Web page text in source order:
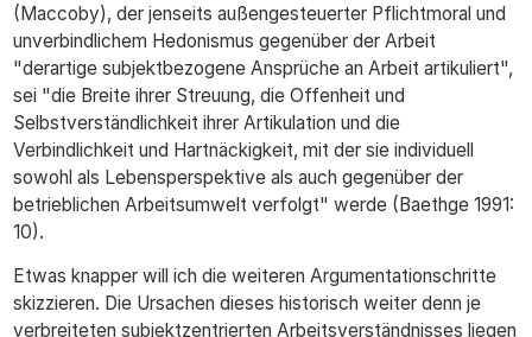
(Maccoby), der jenseits außengesteuerter Pflichtmoral und
unverbindlichem Hedonismus gegenüber der Arbeit
"derartige subjektbezogene Ansprüche an Arbeit artikuliert",
sei "die Breite ihrer Streuung, die Offenheit und
Selbstverständlichkeit ihrer Artikulation und die
Verbindlichkeit und Hartnäckigkeit, mit der sie individuell
sowohl als Lebensperspektive als auch gegenüber der
betrieblichen Arbeitsumwelt verfolgt" werde (Baethge 1991:
10).
Etwas knapper will ich die weiteren Argumentationschritte
skizzieren. Die Ursachen dieses historisch weiter denn je
verbreiteten subjektzentrierten Arbeitsverständnisses liegen